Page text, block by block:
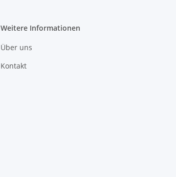
Weitere Informationen
Über uns
Kontakt